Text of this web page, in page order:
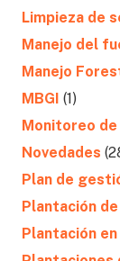
Limpieza de
Manejo del
Manejo
MBGI (1)
Monitoreo
Novedades
Plan de
Plantación
Plantación